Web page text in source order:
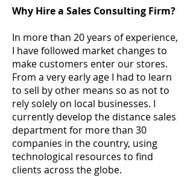
Why Hire a Sales Consulting Firm?
In more than 20 years of experience,
I have followed market changes to
make customers enter our stores.
From a very early age I had to learn
to sell by other means so as not to
rely solely on local businesses. I
currently develop the distance sales
department for more than 30
companies in the country, using
technological resources to find
clients across the globe.